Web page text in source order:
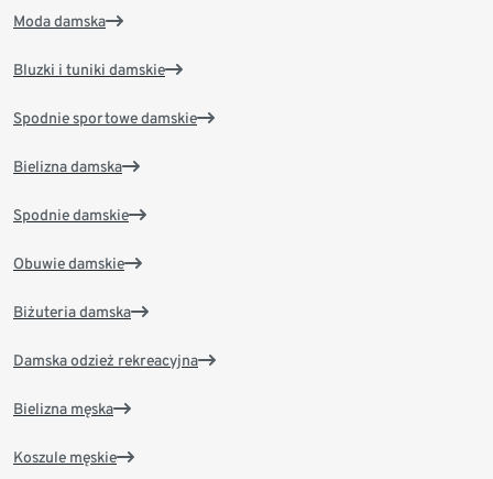
Moda damska
Bluzki i tuniki damskie
Spodnie sportowe damskie
Bielizna damska
Spodnie damskie
Obuwie damskie
Biżuteria damska
Damska odzież rekreacyjna
Bielizna męska
Koszule męskie